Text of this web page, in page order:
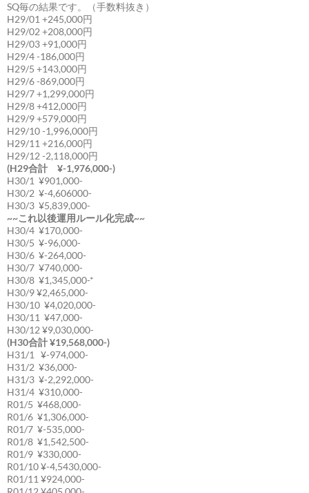
SQ毎の結果です。（手数料抜き）
H29/01 +245,000円
H29/02 +208,000円
H29/03 +91,000円
H29/4 -186,000円
H29/5 +143,000円
H29/6 -869,000円
H29/7 +1,299,000円
H29/8 +412,000円
H29/9 +579,000円
H29/10 -1,996,000円
H29/11 +216,000円
H29/12 -2,118,000円
(H29合計 ¥-1,976,000-)
H30/1 ¥901,000-
H30/2 ¥-4,606000-
H30/3 ¥5,839,000-
~~これ以後運用ルール化完成~~
H30/4 ¥170,000-
H30/5 ¥-96,000-
H30/6 ¥-264,000-
H30/7 ¥740,000-
H30/8 ¥1,345,000-*
H30/9 ¥2,465,000-
H30/10 ¥4,020,000-
H30/11 ¥47,000-
H30/12 ¥9,030,000-
(H30合計 ¥19,568,000-)
H31/1 ¥-974,000-
H31/2 ¥36,000-
H31/3 ¥-2,292,000-
H31/4 ¥310,000-
R01/5 ¥468,000-
R01/6 ¥1,306,000-
R01/7 ¥-535,000-
R01/8 ¥1,542,500-
R01/9 ¥330,000-
R01/10 ¥-4,5430,000-
R01/11 ¥924,000-